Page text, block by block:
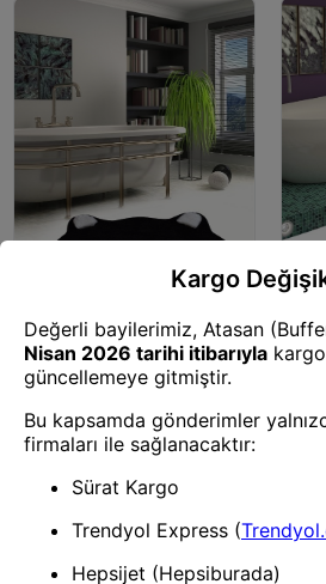
Klozet Kapağı
Takımı, Banyo Paspas Seti
Halısı-23123